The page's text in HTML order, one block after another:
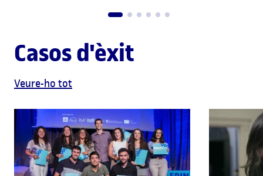
Casos d'èxit
Veure-ho tot